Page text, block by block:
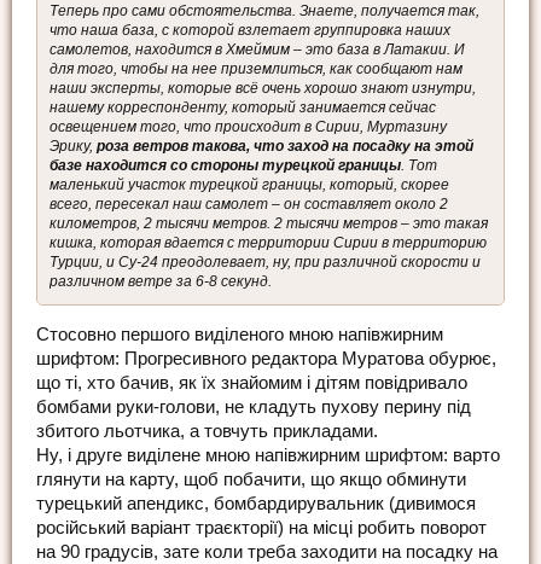
Теперь про сами обстоятельства. Знаете, получается так,
что наша база, с которой взлетает группировка наших
самолетов, находится в Хмеймим – это база в Латакии. И
для того, чтобы на нее приземлиться, как сообщают нам
наши эксперты, которые всё очень хорошо знают изнутри,
нашему корреспонденту, который занимается сейчас
освещением того, что происходит в Сирии, Муртазину
Эрику, роза ветров такова, что заход на посадку на этой
базе находится со стороны турецкой границы . Тот
маленький участок турецкой границы, который, скорее
всего, пересекал наш самолет – он составляет около 2
километров, 2 тысячи метров. 2 тысячи метров – это такая
кишка, которая вдается с территории Сирии в территорию
Турции, и Су-24 преодолевает, ну, при различной скорости и
различном ветре за 6-8 секунд.
Стосовно першого виділеного мною напівжирним
шрифтом: Прогресивного редактора Муратова обурює,
що ті, хто бачив, як їх знайомим і дітям повідривало
бомбами руки-голови, не кладуть пухову перину під
збитого льотчика, а товчуть прикладами.
Ну, і друге виділене мною напівжирним шрифтом: варто
глянути на карту, щоб побачити, що якщо обминути
турецький апендикс, бомбардирувальник (дивимося
російський варіант траєкторії) на місці робить поворот
на 90 градусів, зате коли треба заходити на посадку на